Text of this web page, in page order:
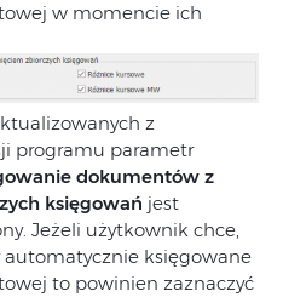
w momencie ich
z
programu parametr
dokumentów z
księgowań jest
Jeżeli użytkownik chce,
automatycznie księgowane
to powinien zaznaczyć